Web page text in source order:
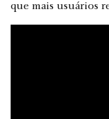
que mais usuários